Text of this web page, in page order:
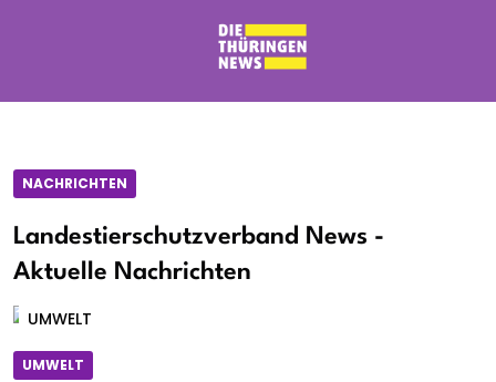
NACHRICHTEN
Landestierschutzverband News -
Aktuelle Nachrichten
UMWELT
UMWELT